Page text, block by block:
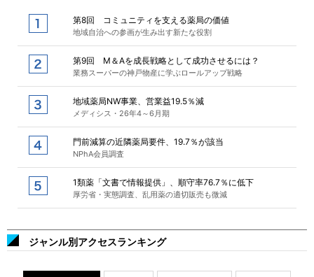
第8回 コミュニティを支える薬局の価値
地域自治への参画が生み出す新たな役割
第9回 M＆Aを成長戦略として成功させるには？
業務スーパーの神戸物産に学ぶロールアップ戦略
地域薬局NW事業、営業益19.5％減
メディシス・26年4～6月期
門前減算の近隣薬局要件、19.7％が該当
NPhA会員調査
1類薬「文書で情報提供」、順守率76.7％に低下
厚労省・実態調査、乱用薬の適切販売も微減
ジャンル別アクセスランキング